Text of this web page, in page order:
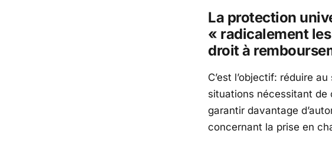
La protection
« radicalement
droit à
C’est l’objectif: réduire
situations nécessitant de
garantir davantage
concernant la prise en